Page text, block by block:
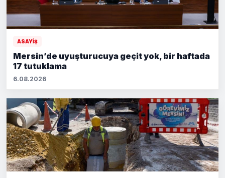
ASAYİŞ
Mersin’de uyuşturucuya geçit yok, bir haftada
17 tutuklama
6.08.2026